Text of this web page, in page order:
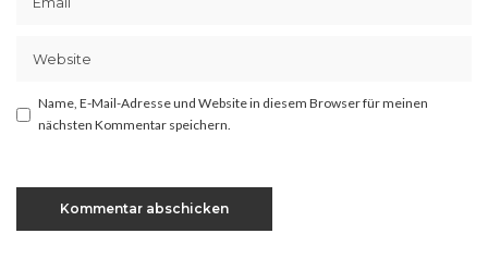
Name, E-Mail-Adresse und Website in diesem Browser für meinen
nächsten Kommentar speichern.